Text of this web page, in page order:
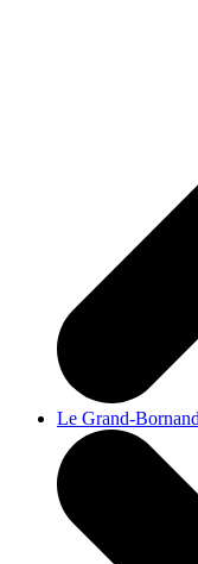
Le Grand-Bornand